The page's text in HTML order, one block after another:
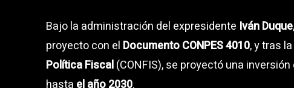
Bajo la administración del expresidente Iván Duque
proyecto con el Documento CONPES 4010, y tras
Política Fiscal(CONFIS), se proyectó una inversión
hasta el año 2030.